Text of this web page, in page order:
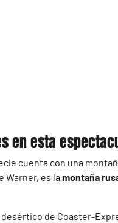
en esta
cuenta con una
Warner, es lamontaña
de Coaster-